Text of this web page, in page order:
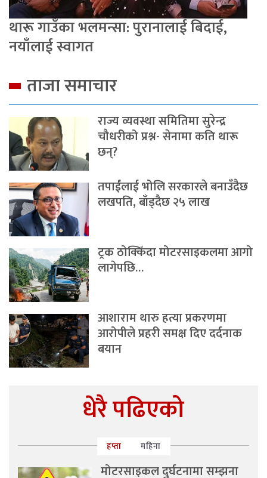
थारू गाउँका भलमन्सा: पुरानालाई बिदाई,
नयाँलाई स्वागत
ताजा समाचार
राज्य व्यवस्था समितिमा सुरेन्द्र
चौधरीको प्रश्न- सेनामा कति थारू
छन्?
तपाईंलाई भोलि सरकारले बनाउँदैछ
लखपति, बाँड्दैछ २५ लाख
ट्रक ठोक्किँदा मोटरसाइकलमा आगो
लागेपछि…
आशाराम थारु हत्या प्रकरणमा
आरोपीले प्रहरी समक्ष दिए दर्दनाक
बयान
धेरै पढिएको
हप्ता महिना
मोटरसाइकल दुर्घटनामा सम्झना